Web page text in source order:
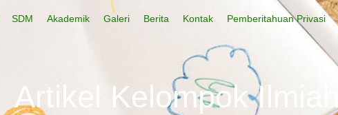
SDM Akademik Galeri Berita Kontak Pemberitahuan Privasi
Artikel Kelompok